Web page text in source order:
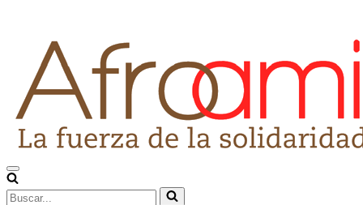
Menú
de
navegación
Buscar...